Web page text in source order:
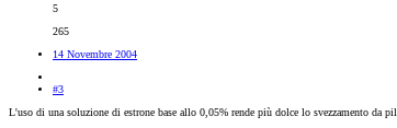
5
265
14 Novembre 2004
#3
L'uso di una soluzione di estrone base allo 0,05% rende più dolce lo svezzamento da